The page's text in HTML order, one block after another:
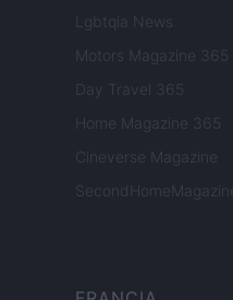
Lgbtqia News
Motors Magazine 365
Day Travel 365
Home Magazine 365
Cineverse Magazine
SecondHomeMagazine